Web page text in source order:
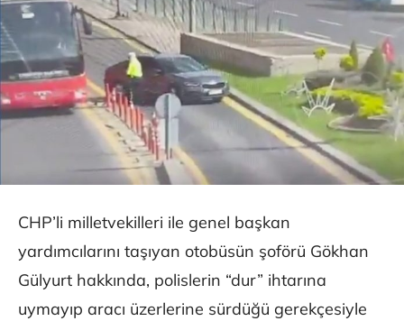
CHP’li milletvekilleri ile genel başkan
yardımcılarını taşıyan otobüsün şoförü Gökhan
Gülyurt hakkında, polislerin “dur” ihtarına
uymayıp aracı üzerlerine sürdüğü gerekçesiyle